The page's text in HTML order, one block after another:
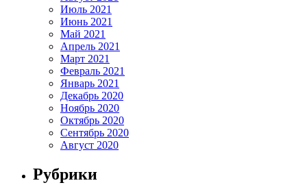
Июль 2021
Июнь 2021
Май 2021
Апрель 2021
Март 2021
Февраль 2021
Январь 2021
Декабрь 2020
Ноябрь 2020
Октябрь 2020
Сентябрь 2020
Август 2020
Рубрики